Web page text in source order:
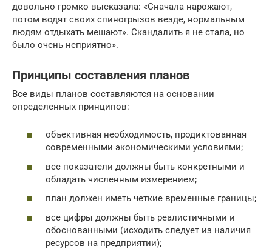
довольно громко высказала: «Сначала нарожают,
потом водят своих спиногрызов везде, нормальным
людям отдыхать мешают». Скандалить я не стала, но
было очень неприятно».
Принципы составления планов
Все виды планов составляются на основании
определенных принципов:
объективная необходимость, продиктованная
современными экономическими условиями;
все показатели должны быть конкретными и
обладать численным измерением;
план должен иметь четкие временные границы;
все цифры должны быть реалистичными и
обоснованными (исходить следует из наличия
ресурсов на предприятии);